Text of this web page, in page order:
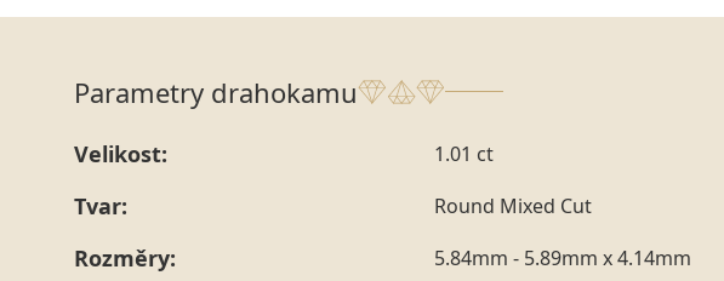
Parametry drahokamu
Velikost: 1.01 ct
Tvar: Round Mixed Cut
Rozměry: 5.84mm - 5.89mm x 4.14mm